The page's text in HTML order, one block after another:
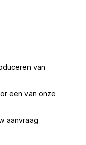
van
een van onze
aanvraag